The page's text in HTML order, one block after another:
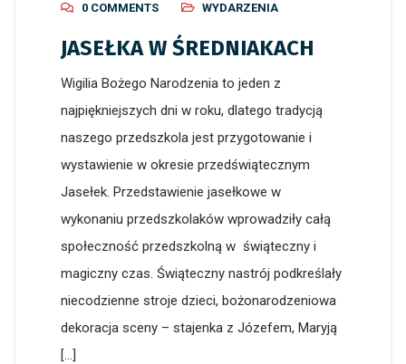
0 COMMENTS
WYDARZENIA
JASEŁKA W ŚREDNIAKACH
Wigilia Bożego Narodzenia to jeden z
najpiękniejszych dni w roku, dlatego tradycją
naszego przedszkola jest przygotowanie i
wystawienie w okresie przedświątecznym
Jasełek. Przedstawienie jasełkowe w
wykonaniu przedszkolaków wprowadziły całą
społeczność przedszkolną w świąteczny i
magiczny czas. Świąteczny nastrój podkreślały
niecodzienne stroje dzieci, bożonarodzeniowa
dekoracja sceny – stajenka z Józefem, Maryją
[…]